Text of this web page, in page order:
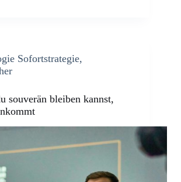
Sofortstrategie,
souverän bleiben kannst,